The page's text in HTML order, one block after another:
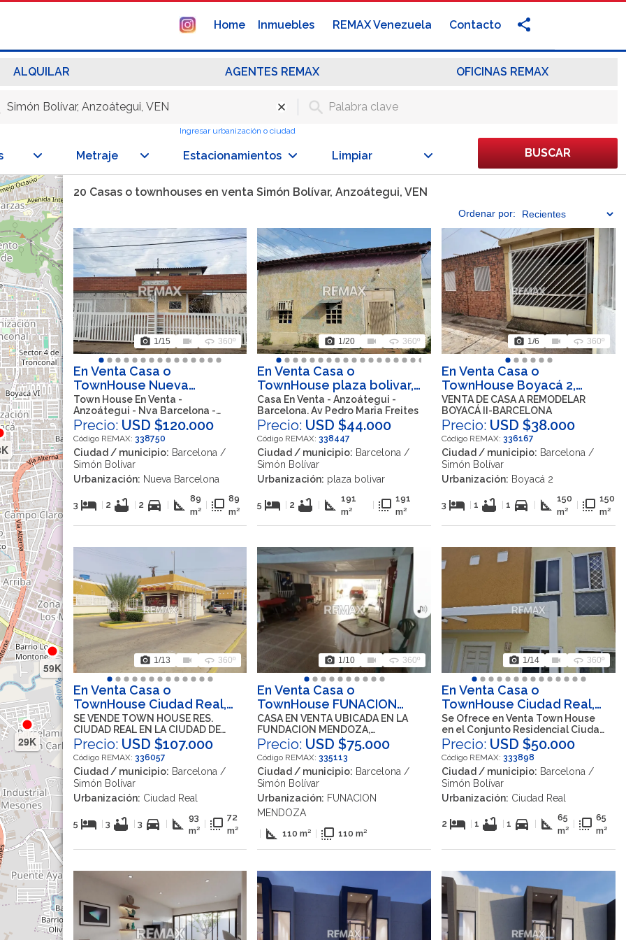
Home Inmuebles REMAX Venezuela Contacto
ALQUILAR AGENTES REMAX OFICINAS REMAX
Ingresar urbanización o ciudad
Metraje Estacionamientos Limpiar BUSCAR
29K
59K
20 Casas o townhouses en venta Simón Bolívar, Anzoátegui, VEN
Ordenarpor:
photo_camera 1/15 videocam 360 360º
En Venta Casa o
TownHouse Nueva
Barcelona, Barcelona,
Simón Bolívar, Anzoátegui,
VEN
Town House En Venta -
Anzoátegui - Nva Barcelona -
Residencia Villas Del Pacífico
Precio: USD $120.000
Código REMAX: 338750
Ciudad / municipio: Barcelona /
Simón Bolívar
Urbanización: Nueva Barcelona
3 hotel 2 bathtub 2 directions_car square_foot 89
m²
flip_to_front 89
m²
photo_camera 1/20 videocam 360 360º
En Venta Casa o
TownHouse plaza bolivar,
Barcelona, Simón Bolívar,
Anzoátegui, VEN
Casa En Venta - Anzoátegui -
Barcelona. Av Pedro Maria Freites
Precio: USD $44.000
Código REMAX: 338447
Ciudad / municipio: Barcelona /
Simón Bolívar
Urbanización: plaza bolivar
5 hotel 2 bathtub square_foot 191
m²
flip_to_front 191
m²
photo_camera 1/6 videocam 360 360º
En Venta Casa o
TownHouse Boyacá 2,
Barcelona, Simón Bolívar,
Anzoátegui, VEN
VENTA DE CASA A REMODELAR
BOYACÁ II-BARCELONA
Precio: USD $38.000
Código REMAX: 336167
Ciudad / municipio: Barcelona /
Simón Bolívar
Urbanización: Boyacá 2
3 hotel 1 bathtub 1 directions_car square_foot 150
m²
flip_to_front 150
m²
photo_camera 1/13 videocam 360 360º
En Venta Casa o
TownHouse Ciudad Real,
Barcelona, Simón Bolívar,
Anzoátegui, VEN
SE VENDE TOWN HOUSE RES.
CIUDAD REAL EN LA CIUDAD DE
BARCELONA CON ACABADOS
MODERNOS
Precio: USD $107.000
Código REMAX: 336057
Ciudad / municipio: Barcelona /
Simón Bolívar
Urbanización: Ciudad Real
5 hotel 3 bathtub 3 directions_car square_foot 93
m²
flip_to_front 72
m²
photo_camera 1/10 videocam 360 360º
En Venta Casa o
TownHouse FUNACION
MENDOZA, Barcelona,
Simón Bolívar, Anzoátegui,
VEN
CASA EN VENTA UBICADA EN LA
FUNDACION MENDOZA,
BARCELONA
Precio: USD $75.000
Código REMAX: 335113
Ciudad / municipio: Barcelona /
Simón Bolívar
Urbanización: FUNACION
MENDOZA
square_foot 110 m² flip_to_front 110 m²
photo_camera 1/14 videocam 360 360º
En Venta Casa o
TownHouse Ciudad Real,
Barcelona, Simón Bolívar,
Anzoátegui, VEN
Se Ofrece en Venta Town House
en el Conjunto Residencial Ciudad
Real en Barcelona
Precio: USD $50.000
Código REMAX: 333898
Ciudad / municipio: Barcelona /
Simón Bolívar
Urbanización: Ciudad Real
2 hotel 1 bathtub 1 directions_car square_foot 65
m²
flip_to_front 65
m²